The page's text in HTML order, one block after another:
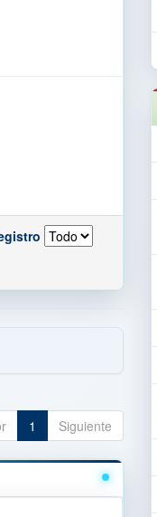
1 Siguiente